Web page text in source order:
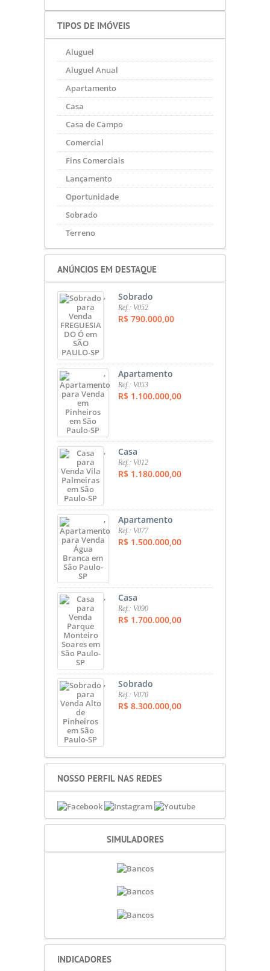
TIPOS DE IMÓVEIS
Aluguel
Aluguel Anual
Apartamento
Casa
Casa de Campo
Comercial
Fins Comerciais
Lançamento
Oportunidade
Sobrado
Terreno
ANÚNCIOS EM DESTAQUE
, Sobrado
Ref.: V052
R$ 790.000,00
, Apartamento
Ref.: V053
R$ 1.100.000,00
, Casa
Ref.: V012
R$ 1.180.000,00
, Apartamento
Ref.: V077
R$ 1.500.000,00
, Casa
Ref.: V090
R$ 1.700.000,00
, Sobrado
Ref.: V070
R$ 8.300.000,00
NOSSO PERFIL NAS REDES
SIMULADORES
INDICADORES